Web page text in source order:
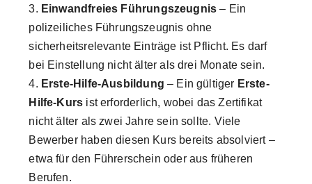
Einwandfreies Führungszeugnis – Ein
polizeiliches Führungszeugnis ohne
sicherheitsrelevante Einträge ist Pflicht. Es darf
bei Einstellung nicht älter als drei Monate sein.
Erste-Hilfe-Ausbildung – Ein gültiger Erste-
Hilfe-Kurs ist erforderlich, wobei das Zertifikat
nicht älter als zwei Jahre sein sollte. Viele
Bewerber haben diesen Kurs bereits absolviert –
etwa für den Führerschein oder aus früheren
Berufen.